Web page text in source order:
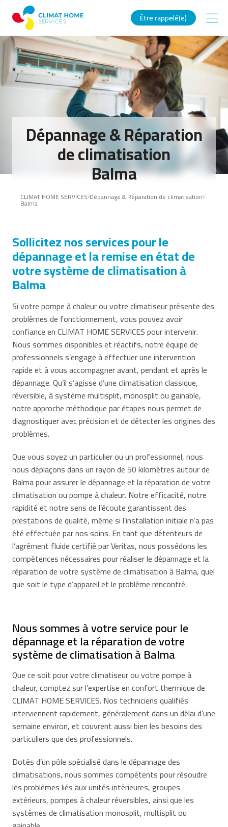
Être rappelé(e)
Dépannage & Réparation
de climatisation
Balma
CLIMAT HOME SERVICES Dépannage & Réparation de climatisation
Balma
Sollicitez nos services pour le
dépannage et la remise en état de
votre système de climatisation à
Balma
Si votre pompe à chaleur ou votre climatiseur présente des
problèmes de fonctionnement, vous pouvez avoir
confiance en CLIMAT HOME SERVICES pour intervenir.
Nous sommes disponibles et réactifs, notre équipe de
professionnels s’engage à effectuer une intervention
rapide et à vous accompagner avant, pendant et après le
dépannage. Qu’il s’agisse d’une climatisation classique,
réversible, à système multisplit, monosplit ou gainable,
notre approche méthodique par étapes nous permet de
diagnostiquer avec précision et de détecter les origines des
problèmes.
Que vous soyez un particulier ou un professionnel, nous
nous déplaçons dans un rayon de 50 kilomètres autour de
Balma pour assurer le dépannage et la réparation de votre
climatisation ou pompe à chaleur. Notre efficacité, notre
rapidité et notre sens de l’écoute garantissent des
prestations de qualité, même si l’installation initiale n’a pas
été effectuée par nos soins. En tant que détenteurs de
l’agrément fluide certifié par Veritas, nous possédons les
compétences nécessaires pour réaliser le dépannage et la
réparation de votre système de climatisation à Balma, quel
que soit le type d’appareil et le problème rencontré.
Nous sommes à votre service pour le
dépannage et la réparation de votre
système de climatisation à Balma
Que ce soit pour votre climatiseur ou votre pompe à
chaleur, comptez sur l’expertise en confort thermique de
CLIMAT HOME SERVICES. Nos techniciens qualifiés
interviennent rapidement, généralement dans un délai d’une
semaine environ, et couvrent aussi bien les besoins des
particuliers que des professionnels.
Dotés d’un pôle spécialisé dans le dépannage des
climatisations, nous sommes compétents pour résoudre
les problèmes liés aux unités intérieures, groupes
extérieurs, pompes à chaleur réversibles, ainsi que les
systèmes de climatisation monosplit, multisplit ou